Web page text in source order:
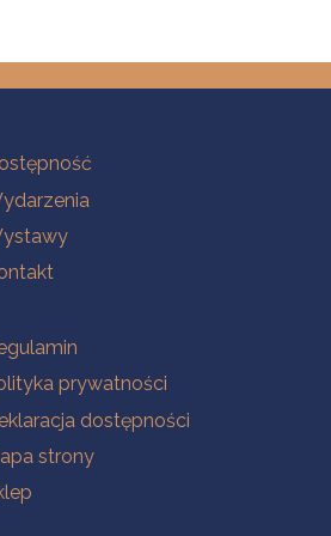
skróty
skróty
prywatności
dostępności
strony